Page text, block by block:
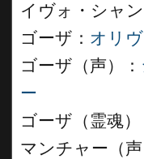
イヴォ・シャン
ゴーザ： オリ
ゴーザ（声）：
ー
ゴーザ（霊魂）
マンチャー（声